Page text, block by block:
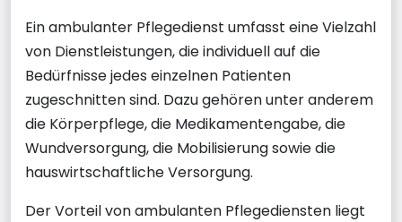
Ein ambulanter Pflegedienst umfasst eine Vielzahl
von Dienstleistungen, die individuell auf die
Bedürfnisse jedes einzelnen Patienten
zugeschnitten sind. Dazu gehören unter anderem
die Körperpflege, die Medikamentengabe, die
Wundversorgung, die Mobilisierung sowie die
hauswirtschaftliche Versorgung.
Der Vorteil von ambulanten Pflegediensten liegt